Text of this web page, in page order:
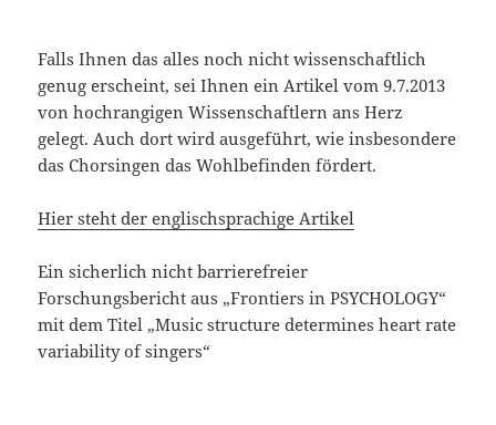
Falls Ihnen das alles noch nicht wissenschaftlich
genug erscheint, sei Ihnen ein Artikel vom 9.7.2013
von hochrangigen Wissenschaftlern ans Herz
gelegt. Auch dort wird ausgeführt, wie insbesondere
das Chorsingen das Wohlbefinden fördert.
Hier steht der englischsprachige Artikel
Ein sicherlich nicht barrierefreier
Forschungsbericht aus „Frontiers in PSYCHOLOGY“
mit dem Titel „Music structure determines heart rate
variability of singers“